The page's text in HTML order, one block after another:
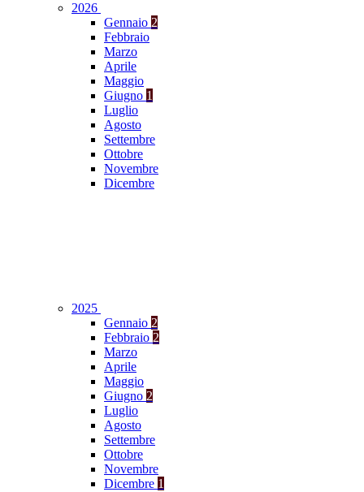
2026
Gennaio 2
Febbraio
Marzo
Aprile
Maggio
Giugno 1
Luglio
Agosto
Settembre
Ottobre
Novembre
Dicembre
2025
Gennaio 2
Febbraio 2
Marzo
Aprile
Maggio
Giugno 2
Luglio
Agosto
Settembre
Ottobre
Novembre
Dicembre 1